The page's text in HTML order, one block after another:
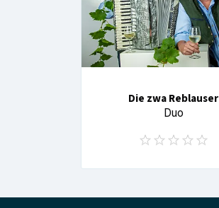
Die zwa Reblauser
Duo